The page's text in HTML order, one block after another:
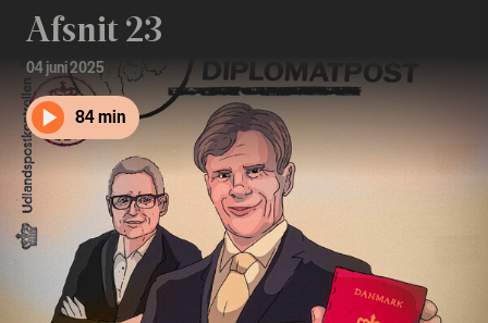
Afsnit 23
04 juni 2025
84 min